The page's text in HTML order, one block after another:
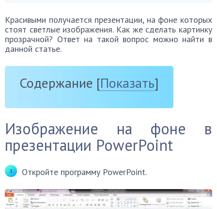
Красивыми получается презентации, на фоне которых
стоят светлые изображения. Как же сделать картинку
прозрачной? Ответ на такой вопрос можно найти в
данной статье.
Содержание [Показать]
Изображение на фоне в
презентации PowerPoint
Откройте программу PowerPoint.